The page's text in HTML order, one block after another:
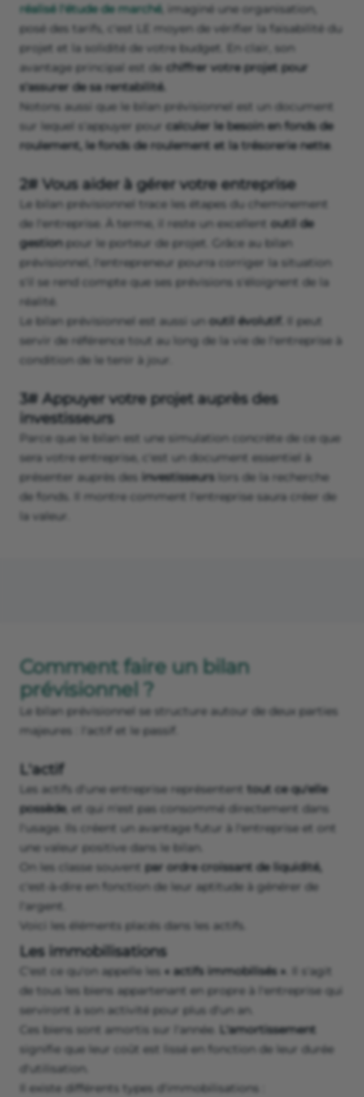
réalisé l'étude de marché, imaginé une organisation,
posé des tarifs, c'est LE moyen de vérifier la faisabilité du
projet et la solidité de votre budget. En clair, son
avantage principal est de chiffrer votre projet pour
s'assurer de sa rentabilité.
Notons aussi que le bilan prévisionnel est un document
sur lequel s'appuyer pour calculer le besoin en fonds de
roulement, le fonds de roulement et la trésorerie nette.
2# Vous aider à gérer votre entreprise
Le bilan prévisionnel trace les étapes du cheminement
de l'entreprise. À terme, il reste un excellent outil de
gestion pour le porteur de projet. Grâce au bilan
prévisionnel, l'entrepreneur pourra corriger la situation
s'il se rend compte que ses prévisions s'éloignent de la
réalité.
Le bilan prévisionnel est aussi un outil évolutif.
Il peut
servir de référence tout au long de la vie de l'entreprise à
condition de le tenir à jour.
3# Appuyer votre projet auprès des
investisseurs
Parce que le bilan est une simulation concrète de ce que
sera votre entreprise, c'est un document essentiel à
présenter auprès des investisseurs lors de la recherche
de fonds. Il montre comment l'entreprise saura créer de
la valeur.
Comment faire un bilan
prévisionnel ?
Le bilan prévisionnel se structure autour de deux parties
majeures : l'actif et le passif.
L'actif
Les actifs d'une entreprise représentent tout ce qu'elle
possède, et qui n'est pas consommé directement dans
l'usage. Ils créent un avantage futur à l'entreprise et ont
une valeur positive dans le bilan.
On les classe souvent par ordre croissant de liquidité,
c'est-à-dire en fonction de leur aptitude à générer de
l'argent.
Voici les éléments placés dans les actifs.
Les immobilisations
C'est ce qu'on appelle les « actifs immobilisés » . Il s'agit
de tous les biens appartenant en propre à l'entreprise qui
serviront à son activité pour plus d'un an.
Ces biens sont amortis sur l'année. L'amortissement
signifie que leur coût est lissé en fonction de leur durée
d'utilisation.
Il existe différents types d'immobilisations :